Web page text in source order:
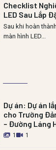
Checklist
LED Sau Lắp
Cần Kiểm Tra
Sau khi hoàn
màn hình LED...
Dự án: Dự án
cho Trường
– Đường Láng
1 1